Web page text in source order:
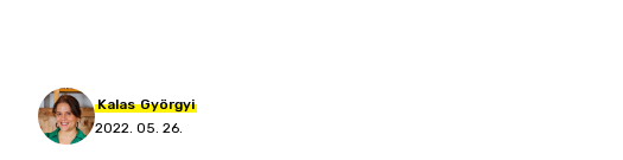
Kalas Györgyi
2022. 05. 26.